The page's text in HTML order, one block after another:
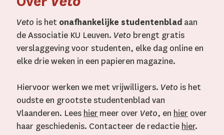
Veto is het onafhankelijke studentenblad aan
de Associatie KU Leuven. Veto brengt gratis
verslaggeving voor studenten, elke dag online en
elke drie weken in een papieren magazine.
Hiervoor werken we met vrijwilligers. Veto is het
oudste en grootste studentenblad van
Vlaanderen. Lees hier meer over Veto, en hier over
haar geschiedenis. Contacteer de redactie hier.